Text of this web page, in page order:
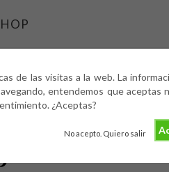
de las visitas a la web. La
entendemos que aceptas
¿Aceptas?
No acepto. Quiero salir